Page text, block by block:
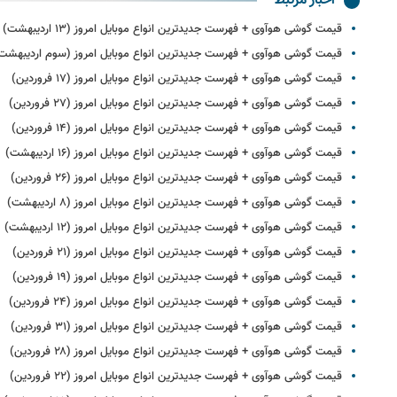
قیمت گوشی هوآوی + فهرست جدیدترین انواع موبایل امروز (۱۳ اردیبهشت)
قیمت گوشی هوآوی + فهرست جدیدترین انواع موبایل امروز (سوم
قیمت گوشی هوآوی + فهرست جدیدترین انواع موبایل امروز (۱۷ فروردین)
قیمت گوشی هوآوی + فهرست جدیدترین انواع موبایل امروز (۲۷ فروردین)
قیمت گوشی هوآوی + فهرست جدیدترین انواع موبایل امروز (۱۴ فروردین)
قیمت گوشی هوآوی + فهرست جدیدترین انواع موبایل امروز (۱۶ اردیبهشت)
قیمت گوشی هوآوی + فهرست جدیدترین انواع موبایل امروز (۲۶ فروردین)
قیمت گوشی هوآوی + فهرست جدیدترین انواع موبایل امروز (۸ اردیبهشت)
قیمت گوشی هوآوی + فهرست جدیدترین انواع موبایل امروز (۱۲ اردیبهشت)
قیمت گوشی هوآوی + فهرست جدیدترین انواع موبایل امروز (۲۱ فروردین)
قیمت گوشی هوآوی + فهرست جدیدترین انواع موبایل امروز (۱۹ فروردین)
قیمت گوشی هوآوی + فهرست جدیدترین انواع موبایل امروز (۲۴ فروردین)
قیمت گوشی هوآوی + فهرست جدیدترین انواع موبایل امروز (۳۱ فروردین)
قیمت گوشی هوآوی + فهرست جدیدترین انواع موبایل امروز (۲۸ فروردین)
قیمت گوشی هوآوی + فهرست جدیدترین انواع موبایل امروز (۲۲ فروردین)